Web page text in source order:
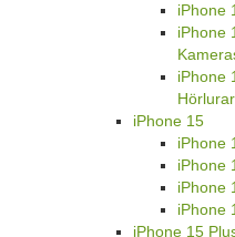
iPhone
iPhone
iPhone
Hörlurar
iPhone 15
iPhone
iPhone
iPhone
iPhone
iPhone 15